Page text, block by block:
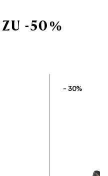
ZU -50%
- 30%